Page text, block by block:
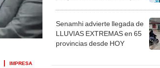
IMPRESA
Senamhi advierte llegada de
LLUVIAS EXTREMAS en 65
provincias desde HOY